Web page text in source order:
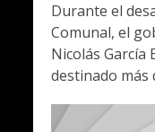
Durante el
Comunal, el
Nicolás García
destinado más